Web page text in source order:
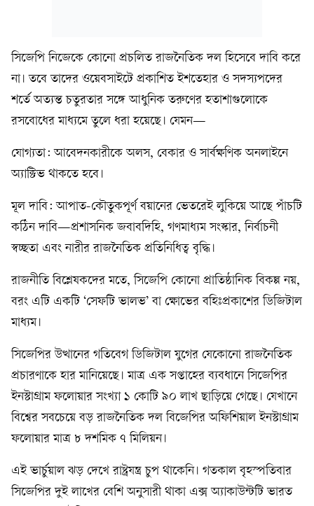
সিজেপি নিজেকে কোনো প্রচলিত রাজনৈতিক দল হিসেবে দাবি করে
না। তবে তাদের ওয়েবসাইটে প্রকাশিত ইশতেহার ও সদস্যপদের
শর্তে অত্যন্ত চতুরতার সঙ্গে আধুনিক তরুণের হতাশাগুলোকে
রসবোধের মাধ্যমে তুলে ধরা হয়েছে। যেমন—
যোগ্যতা: আবেদনকারীকে অলস, বেকার ও সার্বক্ষণিক অনলাইনে
অ্যাক্টিভ থাকতে হবে।
মূল দাবি: আপাত-কৌতুকপূর্ণ বয়ানের ভেতরেই লুকিয়ে আছে পাঁচটি
কঠিন দাবি—প্রশাসনিক জবাবদিহি, গণমাধ্যম সংস্কার, নির্বাচনী
স্বচ্ছতা এবং নারীর রাজনৈতিক প্রতিনিধিত্ব বৃদ্ধি।
রাজনীতি বিশ্লেষকদের মতে, সিজেপি কোনো প্রাতিষ্ঠানিক বিকল্প নয়,
বরং এটি একটি ‘সেফটি ভালভ’ বা ক্ষোভের বহিঃপ্রকাশের ডিজিটাল
মাধ্যম।
সিজেপির উত্থানের গতিবেগ ডিজিটাল যুগের যেকোনো রাজনৈতিক
প্রচারণাকে হার মানিয়েছে। মাত্র এক সপ্তাহের ব্যবধানে সিজেপির
ইনস্টাগ্রাম ফলোয়ার সংখ্যা ১ কোটি ৯০ লাখ ছাড়িয়ে গেছে। যেখানে
বিশ্বের সবচেয়ে বড় রাজনৈতিক দল বিজেপির অফিশিয়াল ইনস্টাগ্রাম
ফলোয়ার মাত্র ৮ দশমিক ৭ মিলিয়ন।
এই ভার্চুয়াল ঝড় দেখে রাষ্ট্রযন্ত্র চুপ থাকেনি। গতকাল বৃহস্পতিবার
সিজেপির দুই লাখের বেশি অনুসারী থাকা এক্স অ্যাকাউন্টটি ভারত